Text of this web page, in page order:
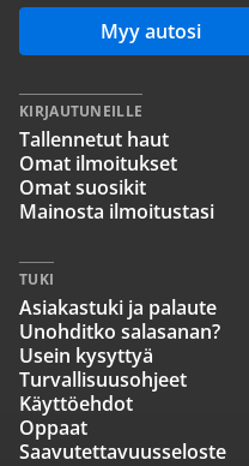
Myy autosi
KIRJAUTUNEILLE
Tallennetut haut
Omat ilmoitukset
Omat suosikit
Mainosta ilmoitustasi
TUKI
Asiakastuki ja palaute
Unohditko salasanan?
Usein kysyttyä
Turvallisuusohjeet
Käyttöehdot
Oppaat
Saavutettavuusseloste